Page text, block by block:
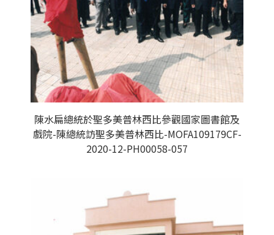
陳水扁總統於聖多美普林西比參觀國家圖書館及
戲院-陳總統訪聖多美普林西比-MOFA109179CF-
2020-12-PH00058-057